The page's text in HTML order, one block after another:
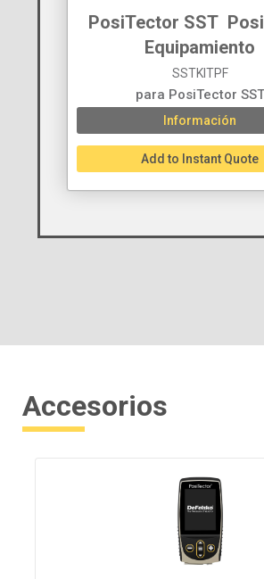
PosiTector SST
Equipamiento
SSTKITPF
para PosiTector SST
Información
Add to Instant Quote
Accesorios